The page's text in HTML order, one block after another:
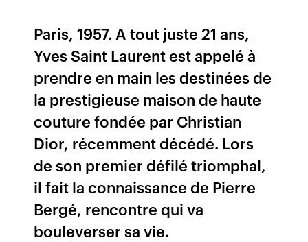
Paris, 1957. A tout juste 21 ans,
Yves Saint Laurent est appelé à
prendre en main les destinées de
la prestigieuse maison de haute
couture fondée par Christian
Dior, récemment décédé. Lors
de son premier défilé triomphal,
il fait la connaissance de Pierre
Bergé, rencontre qui va
bouleverser sa vie.